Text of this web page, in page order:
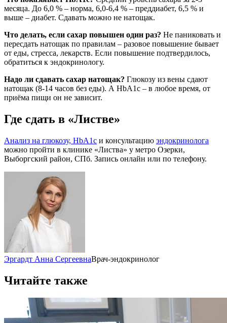
месяца. До 6,0 % – норма, 6,0-6,4 % – преддиабет, 6,5 % и
выше – диабет. Сдавать можно не натощак.
Что делать, если сахар повышен один раз? Не паниковать и
пересдать натощак по правилам – разовое повышение бывает
от еды, стресса, лекарств. Если повышение подтвердилось,
обратиться к эндокринологу.
Надо ли сдавать сахар натощак? Глюкозу из вены сдают
натощак (8-14 часов без еды). А HbA1c – в любое время, от
приёма пищи он не зависит.
Где сдать в «Листве»
Анализ на глюкозу, HbA1c и консультацию эндокринолога
можно пройти в клинике «Листва» у метро Озерки,
Выборгский район, СПб. Запись онлайн или по телефону.
Эргардт Анна СергеевнаВрач-эндокринолог
Читайте также